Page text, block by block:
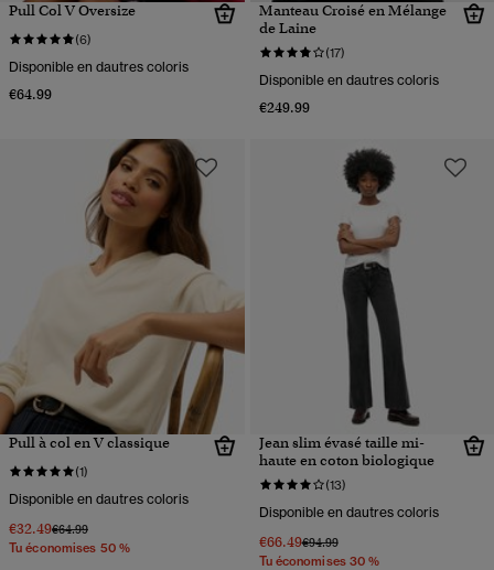
Pull Col V Oversize
(6)
Disponible en dautres coloris
€64.99
Manteau Croisé en Mélange
de Laine
(17)
Disponible en dautres coloris
€249.99
Pull à col en V classique
(1)
Disponible en dautres coloris
€32.49Prix réduit de
€64.99à
Tu économises 50 %
Jean slim évasé taille mi-
haute en coton biologique
(13)
Disponible en dautres coloris
€66.49Prix réduit de
€94.99à
Tu économises 30 %